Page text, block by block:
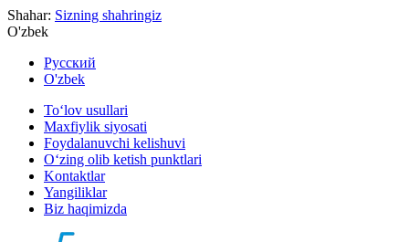
Shahar: Sizning shahringiz
O'zbek
Русский
O'zbek
To‘lov usullari
Maxfiylik siyosati
Foydalanuvchi kelishuvi
O‘zing olib ketish punktlari
Kontaktlar
Yangiliklar
Biz haqimizda